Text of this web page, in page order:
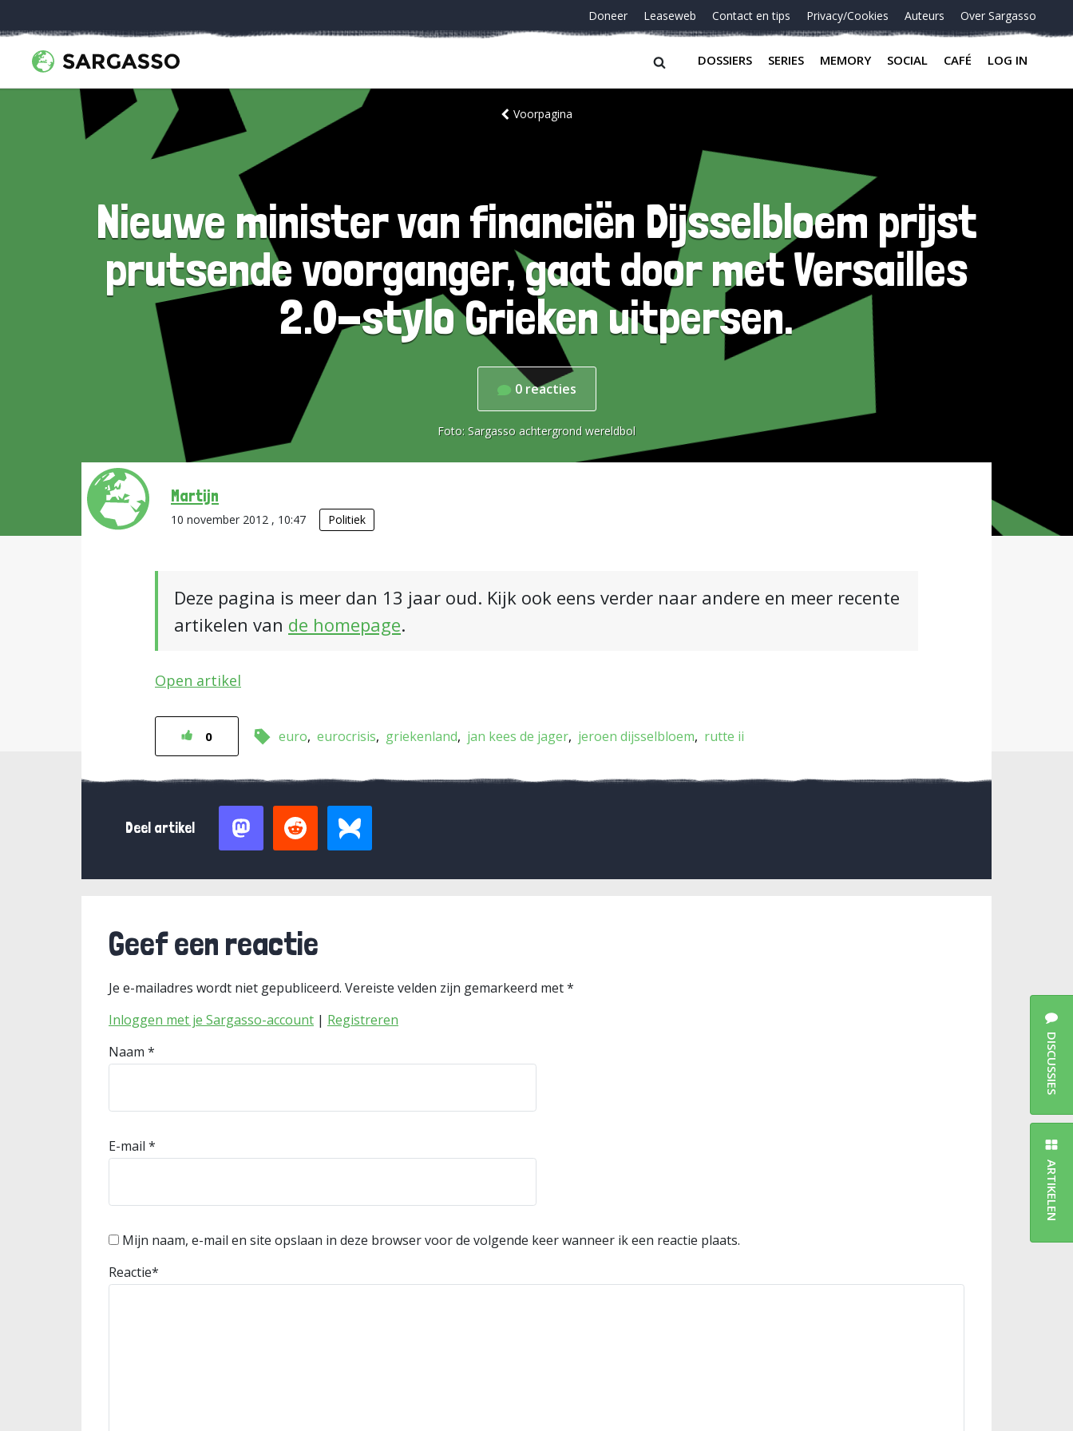
Doneer Leaseweb Contact en tips Privacy/Cookies Auteurs Over Sargasso
DOSSIERS SERIES MEMORY SOCIAL CAFÉ LOG IN
Voorpagina
Nieuwe minister van financiën Dijsselbloem prijst
prutsende voorganger, gaat door met Versailles
2.0-stylo Grieken uitpersen.
0 reacties
Foto: Sargasso achtergrond wereldbol
Martijn
10 november 2012 , 10:47 Politiek
Deze pagina is meer dan 13 jaar oud. Kijk ook eens verder naar andere en meer recente
artikelen van de homepage.
Open artikel
0 euro eurocrisis griekenland jan kees de jager jeroen dijsselbloem rutte ii
Deel artikel
Geef een reactie
Je e-mailadres wordt niet gepubliceerd. Vereiste velden zijn gemarkeerd met*
Inloggen met je Sargasso-account | Registreren
Naam *
E-mail *
Mijn naam, e-mail en site opslaan in deze browser voor de volgende keer wanneer ik een reactie plaats.
Reactie*
DISCUSSIES
ARTIKELEN